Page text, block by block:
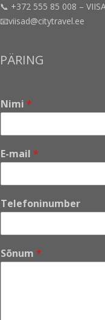
📞 +372 555 85 008 –
📧viisad@citytravel.ee
PÄRING
Nimi *
E-mail *
Telefoninumber
Sõnum *